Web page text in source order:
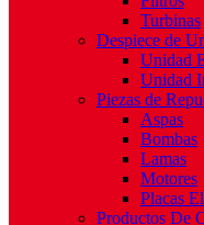
Turbinas
Despiece de
Unidad
Unidad
Piezas de
Aspas
Bombas
Lamas
Motores
Placas
Productos De